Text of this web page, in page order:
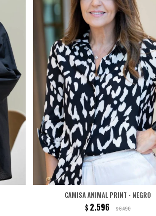
CAMISA ANIMAL PRINT - NEGRO
$ 2.596 $6.490